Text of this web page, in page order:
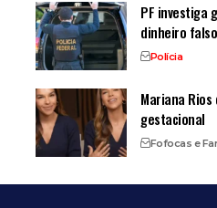
PF investiga
dinheiro
Polícia
Mariana
gestacional
Fofocas e